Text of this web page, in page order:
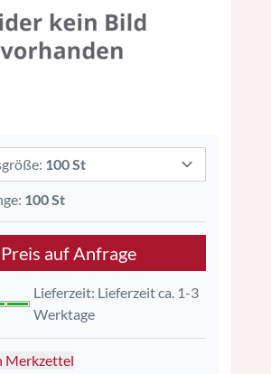
100 St
100 St
Preis auf Anfrage
Lieferzeit: Lieferzeit ca. 1-3
Werktage
Merkzettel